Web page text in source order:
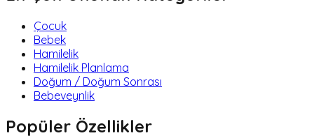
Çocuk
Bebek
Hamilelik
Hamilelik Planlama
Doğum / Doğum Sonrası
Bebeveynlik
Popüler Özellikler